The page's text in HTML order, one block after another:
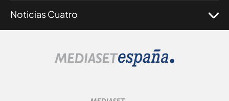
Noticias Cuatro